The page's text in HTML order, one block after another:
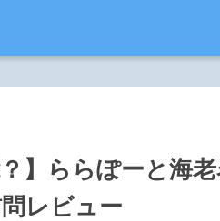
？】ららぽーと海
レビュー